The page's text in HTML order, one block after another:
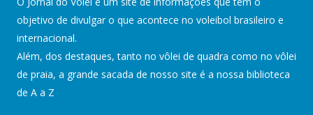
objetivo de divulgar o que acontece no voleibol brasileiro e
internacional.
Além, dos destaques, tanto no vôlei de quadra como no vôlei
de praia, a grande sacada de nosso site é a nossa biblioteca
de A a Z